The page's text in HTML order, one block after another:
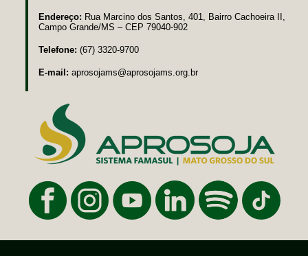
Endereço: Rua Marcino dos Santos, 401, Bairro Cachoeira II,
Campo Grande/MS – CEP 79040-902
Telefone: (67) 3320-9700
E-mail: aprosojams@aprosojams.org.br